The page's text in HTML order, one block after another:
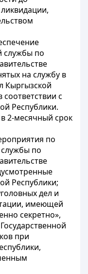
службы по
на службу в
Кыргызской
соответствии с
Республики.
2-месячный срок
по
службы по
Республики;
дел и
имеющей
секретно»,
при